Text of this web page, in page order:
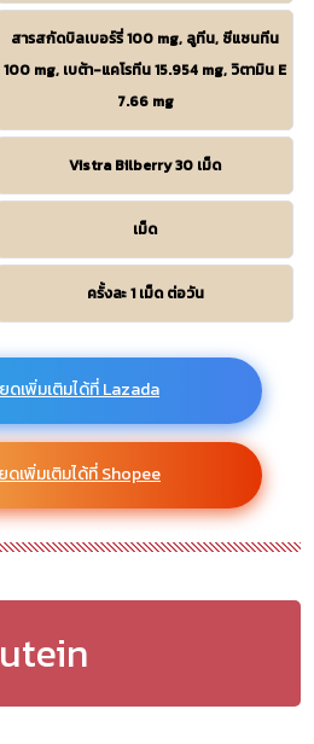
สารสกัดบิลเบอร์รี่ 100 mg, ลูทีน, ซีแซนทีน
100 mg, เบต้า-แคโรทีน 15.954 mg, วิตามิน E
7.66 mg
Vistra Bilberry 30 เม็ด
เม็ด
ครั้งละ 1 เม็ด ต่อวัน
ดเพิ่มเติมได้ที่ Lazada
ดเพิ่มเติมได้ที่ Shopee